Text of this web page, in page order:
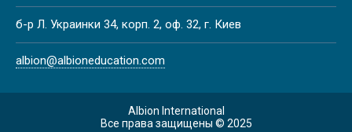
КУРСЫ НЕМЕЦКОГО ЯЗЫКА В
АВСТРИИ, ВЕНА |
б-р Л. Украинки 34, корп. 2, оф. 32, г. Киев
albion@albioneducation.com
Albion International
Все права защищены © 2025